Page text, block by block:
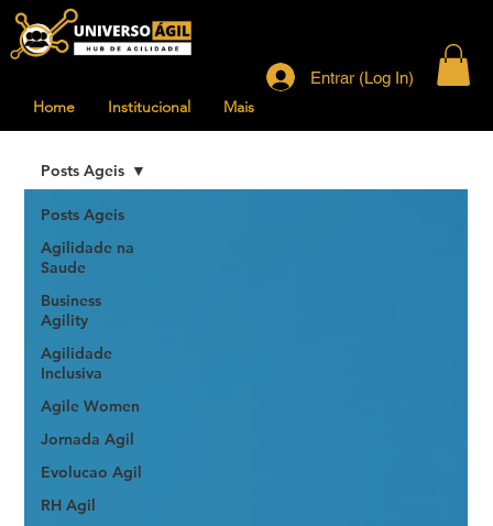
Home Institucional Mais
Entrar (Log In)
Posts Ageis
Agilidade na
Saude
Business
Agility
Agilidade
Inclusiva
Agile Women
Jornada Agil
Evolucao Agil
RH Agil
Posts Ageis